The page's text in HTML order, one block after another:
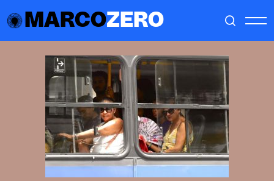
MARCOZERO